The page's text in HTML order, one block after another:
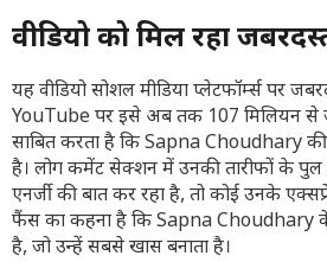
वीडियो को मिल रहा
यह वीडियो सोशल मीडिया प्लेटफॉर्म्स पर
YouTube पर इसे अब तक 107 मिलियन से
साबित करता है कि Sapna Choudhary
है। लोग कमेंट सेक्शन में उनकी तारीफों के पुल
एनर्जी की बात कर रहा है, तो कोई उनके
फैंस का कहना है कि Sapna Choudhary
है, जो उन्हें सबसे खास बनाता है।